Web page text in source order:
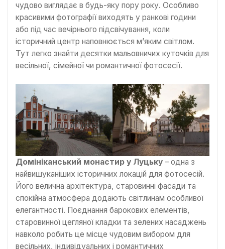
чудово виглядає в будь-яку пору року. Особливо
красивими фотографії виходять у ранкові години
або під час вечірнього підсвічування, коли
історичний центр наповнюється м’яким світлом.
Тут легко знайти десятки мальовничих куточків для
весільної, сімейної чи романтичної фотосесії.
Домініканський монастир у Луцьку – одна з
найвишуканіших історичних локацій для фотосесій.
Його велична архітектура, старовинні фасади та
спокійна атмосфера додають світлинам особливої
елегантності. Поєднання барокових елементів,
старовинної цегляної кладки та зелених насаджень
навколо робить це місце чудовим вибором для
весільних, індивідуальних і романтичних